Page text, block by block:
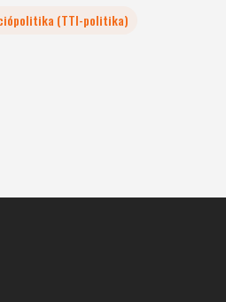
(TTI-politika)